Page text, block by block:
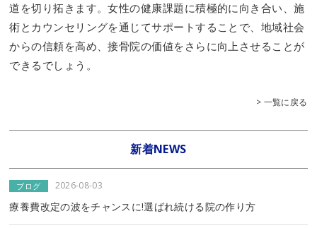
道を切り拓きます。女性の健康課題に積極的に向き合い、施
術とカウンセリングを通じてサポートすることで、地域社会
からの信頼を高め、接骨院の価値をさらに向上させることが
できるでしょう。
> 一覧に戻る
新着NEWS
ブログ 2026-08-03
療養費改定の波をチャンスに!選ばれ続ける院の作り方